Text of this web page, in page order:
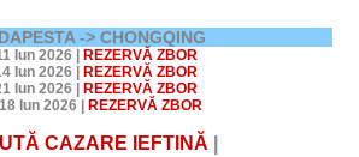
-> CHONGQING
Iun 2026
REZERVĂ ZBOR
Iun 2026
REZERVĂ ZBOR
Iun 2026
REZERVĂ ZBOR
Iun 2026
REZERVĂ ZBOR
CAZARE IEFTINĂ